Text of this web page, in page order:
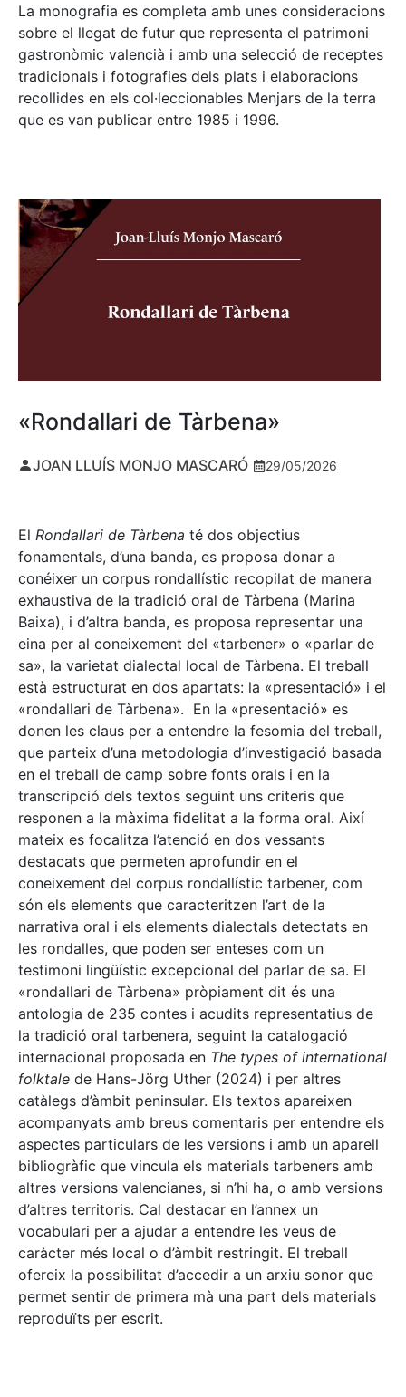
La monografia es completa amb unes consideracions
sobre el llegat de futur que representa el patrimoni
gastronòmic valencià i amb una selecció de receptes
tradicionals i fotografies dels plats i elaboracions
recollides en els col·leccionables Menjars de la terra
que es van publicar entre 1985 i 1996.
«Rondallari de Tàrbena»
JOAN LLUÍS MONJO MASCARÓ 29/05/2026
El Rondallari de Tàrbena té dos objectius
fonamentals, d’una banda, es proposa donar a
conéixer un corpus rondallístic recopilat de manera
exhaustiva de la tradició oral de Tàrbena (Marina
Baixa), i d’altra banda, es proposa representar una
eina per al coneixement del «tarbener» o «parlar de
sa», la varietat dialectal local de Tàrbena. El treball
està estructurat en dos apartats: la «presentació» i el
«rondallari de Tàrbena». En la «presentació» es
donen les claus per a entendre la fesomia del treball,
que parteix d’una metodologia d’investigació basada
en el treball de camp sobre fonts orals i en la
transcripció dels textos seguint uns criteris que
responen a la màxima fidelitat a la forma oral. Així
mateix es focalitza l’atenció en dos vessants
destacats que permeten aprofundir en el
coneixement del corpus rondallístic tarbener, com
són els elements que caracteritzen l’art de la
narrativa oral i els elements dialectals detectats en
les rondalles, que poden ser enteses com un
testimoni lingüístic excepcional del parlar de sa. El
«rondallari de Tàrbena» pròpiament dit és una
antologia de 235 contes i acudits representatius de
la tradició oral tarbenera, seguint la catalogació
internacional proposada en The types of international
folktale de Hans-Jörg Uther (2024) i per altres
catàlegs d’àmbit peninsular. Els textos apareixen
acompanyats amb breus comentaris per entendre els
aspectes particulars de les versions i amb un aparell
bibliogràfic que vincula els materials tarbeners amb
altres versions valencianes, si n’hi ha, o amb versions
d’altres territoris. Cal destacar en l’annex un
vocabulari per a ajudar a entendre les veus de
caràcter més local o d’àmbit restringit. El treball
ofereix la possibilitat d’accedir a un arxiu sonor que
permet sentir de primera mà una part dels materials
reproduïts per escrit.